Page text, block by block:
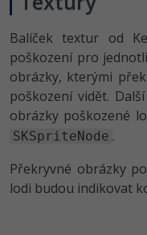
WordPress
SEO
Algoritmy
Umělá
Pro děti
Více
Fórum
Balíček textur od
poškození pro
obrázky, kterými
poškození vidět.
obrázky poškozené
SKSpriteNode .
Překryvné obrázky
lodi budou indikovat